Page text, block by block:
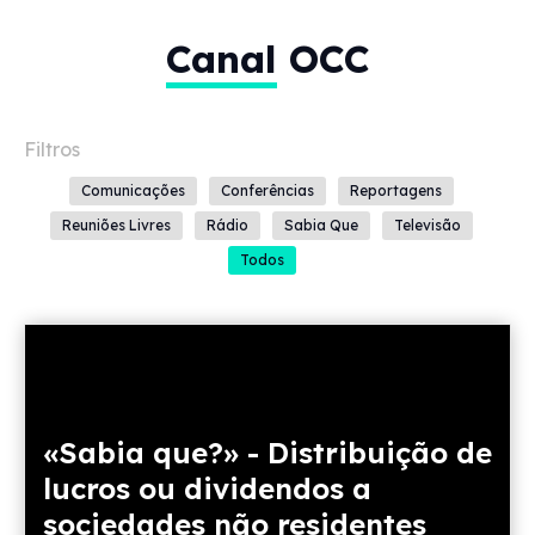
Canal OCC
Comunicações Conferências
Reportagens
Reuniões Livres
Rádio Sabia Que
Televisão
Todos
«Sabia que?» - Distribuição de
lucros ou dividendos a
sociedades não residentes